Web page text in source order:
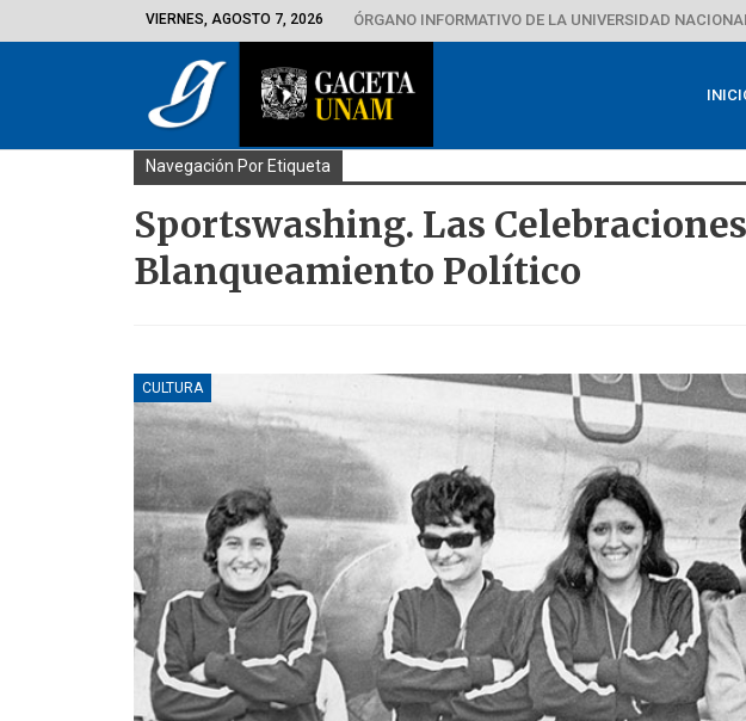
VIERNES, AGOSTO 7, 2026 ÓRGANO INFORMATIVO DE LA UNIVERSIDAD
Navegación Por Etiqueta
Sportswashing. Las
Blanqueamiento Político
CULTURA